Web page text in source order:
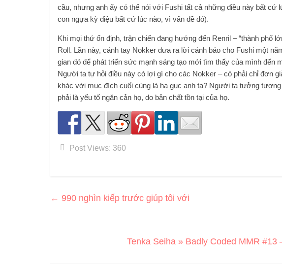
cầu, nhưng anh ấy có thể nói với Fushi tất cả những điều này bất cứ
con ngựa kỳ diệu bất cứ lúc nào, vì vấn đề đó).
Khi mọi thứ ổn định, trận chiến đang hướng đến Renril – “thành phố
Roll. Lần này, cánh tay Nokker đưa ra lời cảnh báo cho Fushi một
gian đó để phát triển sức mạnh sáng tạo mới tìm thấy của mình đến
Người ta tự hỏi điều này có lợi gì cho các Nokker – có phải chỉ đơn
khác với mục đích cuối cùng là hạ gục anh ta? Người ta tưởng
phải là yếu tố ngăn cản họ, do bản chất tồn tại của họ.
Post Views: 360
← 990 nghìn kiếp trước giúp tôi với
Tenka Seiha » Badly Coded MMR